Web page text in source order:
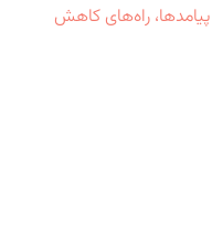
راه‌های کاهش